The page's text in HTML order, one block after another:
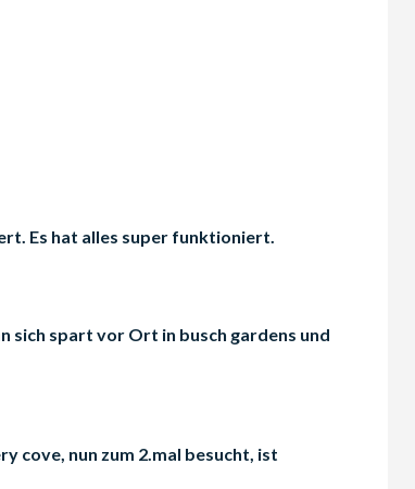
Es hat alles super funktioniert.
sich spart vor Ort in busch gardens und
cove, nun zum 2.mal besucht, ist